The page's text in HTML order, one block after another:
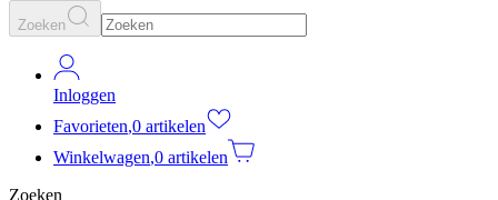
Zoeken
Inloggen
Favorieten,0 artikelen
Winkelwagen,0 artikelen
Zoeken